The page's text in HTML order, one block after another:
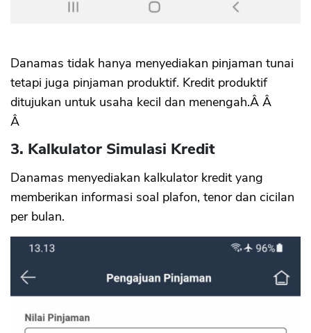
Danamas tidak hanya menyediakan pinjaman tunai
tetapi juga pinjaman produktif. Kredit produktif
ditujukan untuk usaha kecil dan menengah.Â Â
Â
3. Kalkulator Simulasi Kredit
Danamas menyediakan kalkulator kredit yang
memberikan informasi soal plafon, tenor dan cicilan
per bulan.